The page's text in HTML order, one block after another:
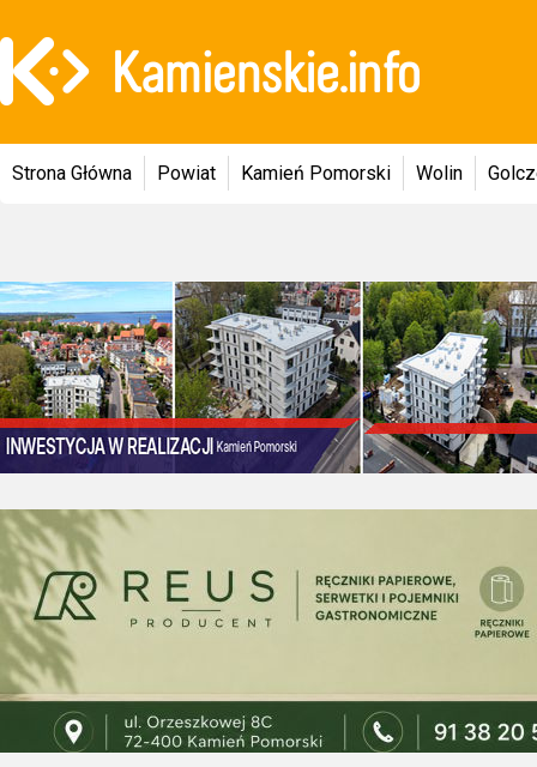
Strona Główna Powiat Kamień Pomorski Wolin